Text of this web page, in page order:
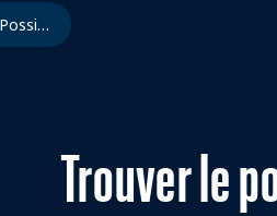
Trouver Le Possible À L'IAAPA Expo Asia 2025
Trouver le